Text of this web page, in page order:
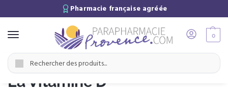
Pharmacie française agréée
0
/ Ressources / Nutrition & Micronutrition
La Vitamine D